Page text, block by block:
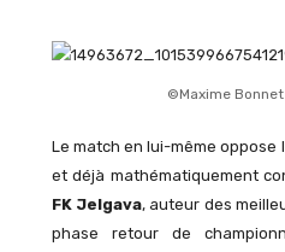
©Maxime
Le match en lui-même oppose
et déjà mathématiquement
FK Jelgava, auteur des
phase retour de